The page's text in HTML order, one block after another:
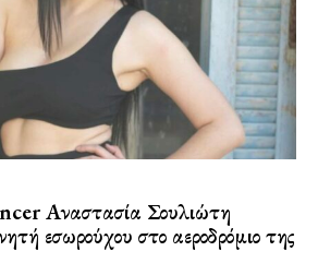
Αναστασία Σουλιώτη
εσωρούχου στο αεροδρόμιο της